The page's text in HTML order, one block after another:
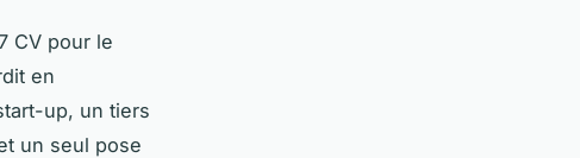
CV pour le
en
up, un tiers
un seul pose